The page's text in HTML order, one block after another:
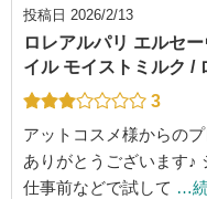
投稿日 2026/2/13
ロレアルパリ エルセ
イル モイストミルク /
3
アットコスメ様からの
ありがとうございます♪
仕事前などで試して …